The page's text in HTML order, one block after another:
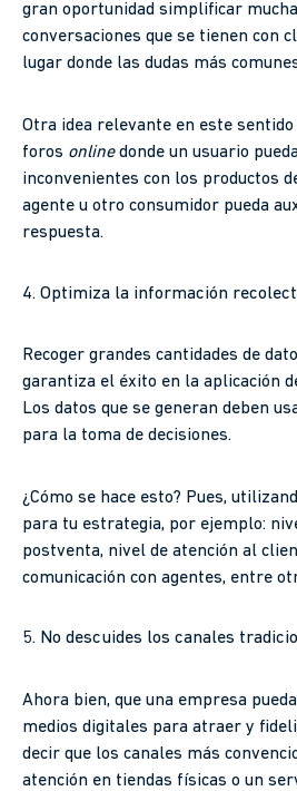
gran oportunidad simplificar
conversaciones que se tienen con
lugar donde las dudas más
Otra idea relevante en este
foros onlinedonde un usuario
inconvenientes con los productos
agente u otro consumidor pueda
respuesta.
4. Optimiza la información
Recoger grandes cantidades de
garantiza el éxito en la aplicación
Los datos que se generan deben
para la toma de decisiones.
¿Cómo se hace esto? Pues,
para tu estrategia, por ejemplo:
postventa, nivel de atención al
comunicación con agentes, entre
5. No descuides los canales
Ahora bien, que una empresa
medios digitales para atraer y
decir que los canales más
atención en tiendas físicas o un